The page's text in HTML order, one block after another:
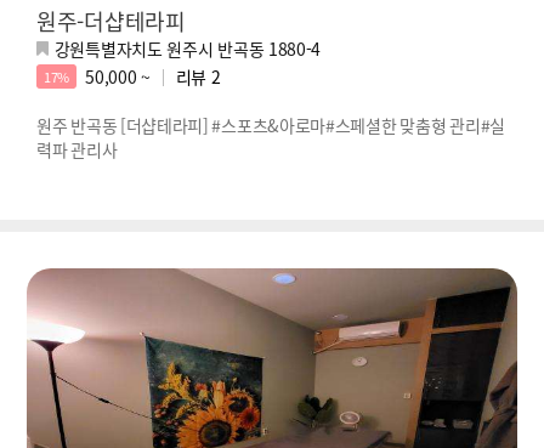
원주-더샵테라피
강원특별자치도 원주시 반곡동 1880-4
17% 50,000 ~ 리뷰 2
원주 반곡동 [더샵테라피] #스포츠&아로마#스페셜한 맞춤형 관리#실
력파 관리사